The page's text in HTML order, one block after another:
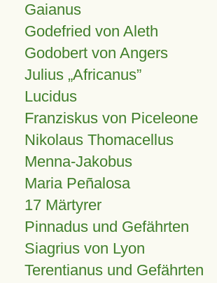
Gaianus
Godefried von Aleth
Godobert von Angers
Julius Africanus
Lucidus
Franziskus von Piceleone
Nikolaus Thomacellus
Menna-Jakobus
Maria Peñalosa
17 Märtyrer
Pinnadus und Gefährten
Siagrius von Lyon
Terentianus und Gefährten